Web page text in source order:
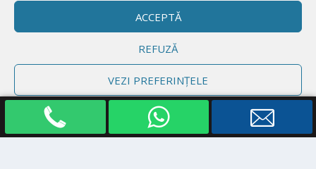
ACCEPTĂ
REFUZĂ
VEZI PREFERINȚELE
Politică cookie-uri Declarație de confidențialitate Impressum
Proiectat deElegant Themes| Realizat deWordPress